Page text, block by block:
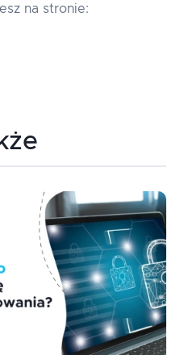
na stronie: